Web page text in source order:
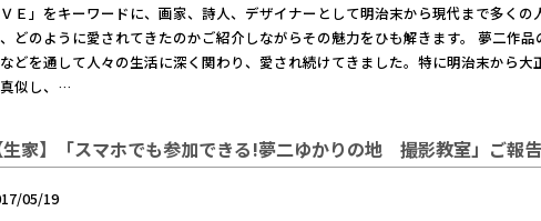
Ｅ」をキーワードに、画家、詩人、デザイナーとして明治末から現代まで多く
どのように愛されてきたのかご紹介しながらその魅力をひも解きます。 夢二作
どを通して人々の生活に深く関わり、愛され続けてきました。特に明治末から
似し、…
生家】「スマホでも参加できる!夢二ゆかりの地 撮影教室」ご報告
05/19